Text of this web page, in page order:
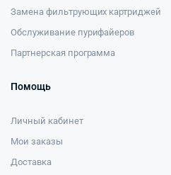
Замена фильтрующих картриджей
Обслуживание пурифайеров
Партнерская программа
Помощь
Личный кабинет
Мои заказы
Доставка